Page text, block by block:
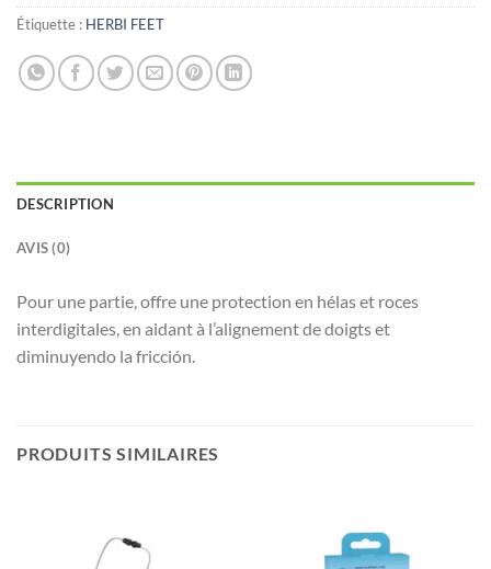
Étiquette : HERBI FEET
DESCRIPTION
AVIS (0)
Pour une partie, offre une protection en hélas et roces
interdigitales, en aidant à l’alignement de doigts et
diminuyendo la fricción.
PRODUITS SIMILAIRES